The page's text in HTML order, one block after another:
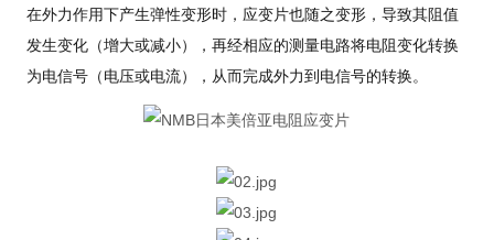
在外力作用下产生弹性变形时，应变片也随之变形，导致其阻值
发生变化（增大或减小），再经相应的测量电路将电阻变化转换
为电信号（电压或电流），从而完成外力到电信号的转换。